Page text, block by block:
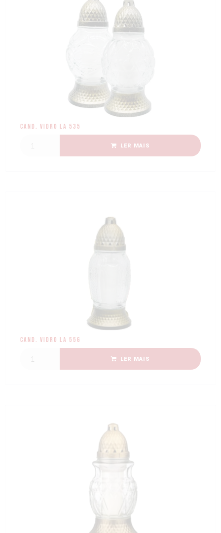
Cand. Vidro LA 535
LER MAIS
Cand. Vidro LA 556
LER MAIS